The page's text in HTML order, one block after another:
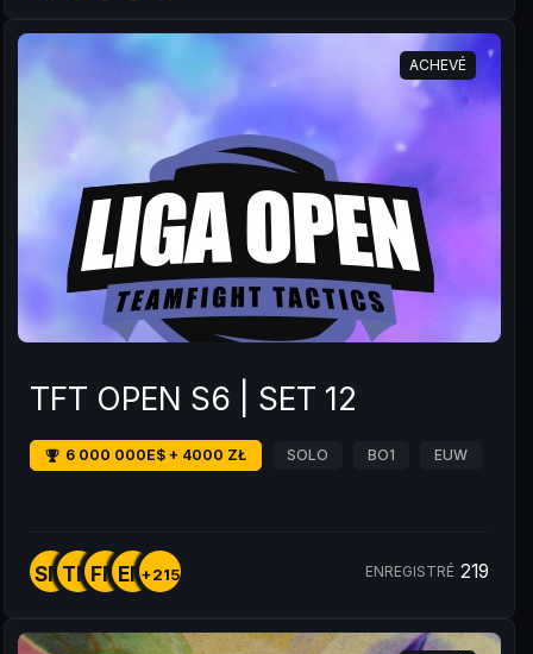
ACHEVÉ
TFT OPEN S6 | SET 12
6 000 000E$ + 4000 ZŁ SOLO BO1 EUW
SMTMFMEM+215 ENREGISTRÉ 219